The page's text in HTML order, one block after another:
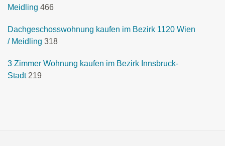
Meidling 466
Dachgeschosswohnung kaufen im Bezirk 1120 Wien
/ Meidling 318
3 Zimmer Wohnung kaufen im Bezirk Innsbruck-
Stadt 219